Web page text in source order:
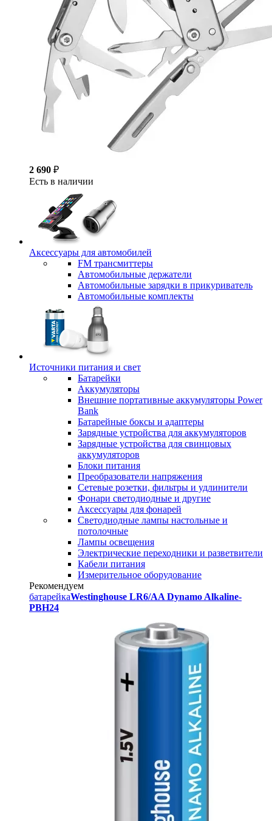
2 690 ₽
Есть в наличии
Аксессуары для автомобилей
FM трансмиттеры
Автомобильные держатели
Автомобильные зарядки в прикуриватель
Автомобильные комплекты
Источники питания и свет
Батарейки
Аккумуляторы
Внешние портативные аккумуляторы Power
Bank
Батарейные боксы и адаптеры
Зарядные устройства для аккумуляторов
Зарядные устройства для свинцовых
аккумуляторов
Блоки питания
Преобразователи напряжения
Сетевые розетки, фильтры и удлинители
Фонари светодиодные и другие
Аксессуары для фонарей
Светодиодные лампы настольные и
потолочные
Лампы освещения
Электрические переходники и разветвители
Кабели питания
Измерительное оборудование
Рекомендуем
батарейкаWestinghouse LR6/AA Dynamo Alkaline-
PBH24